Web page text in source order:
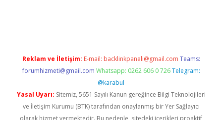
Reklam ve İletişim: E-mail: backlinkpaneli@gmail.com Teams:
forumhizmeti@gmail.com Whatsapp: 0262 606 0 726 Telegram:
@karabul
Yasal Uyarı: Sitemiz, 5651 Sayılı Kanun gereğince Bilgi Teknolojileri
ve İletişim Kurumu (BTK) tarafından onaylanmış bir Yer Sağlayıcı
olarak hizmet vermektedir. Bu nedenle, sitedeki içerikleri proaktif